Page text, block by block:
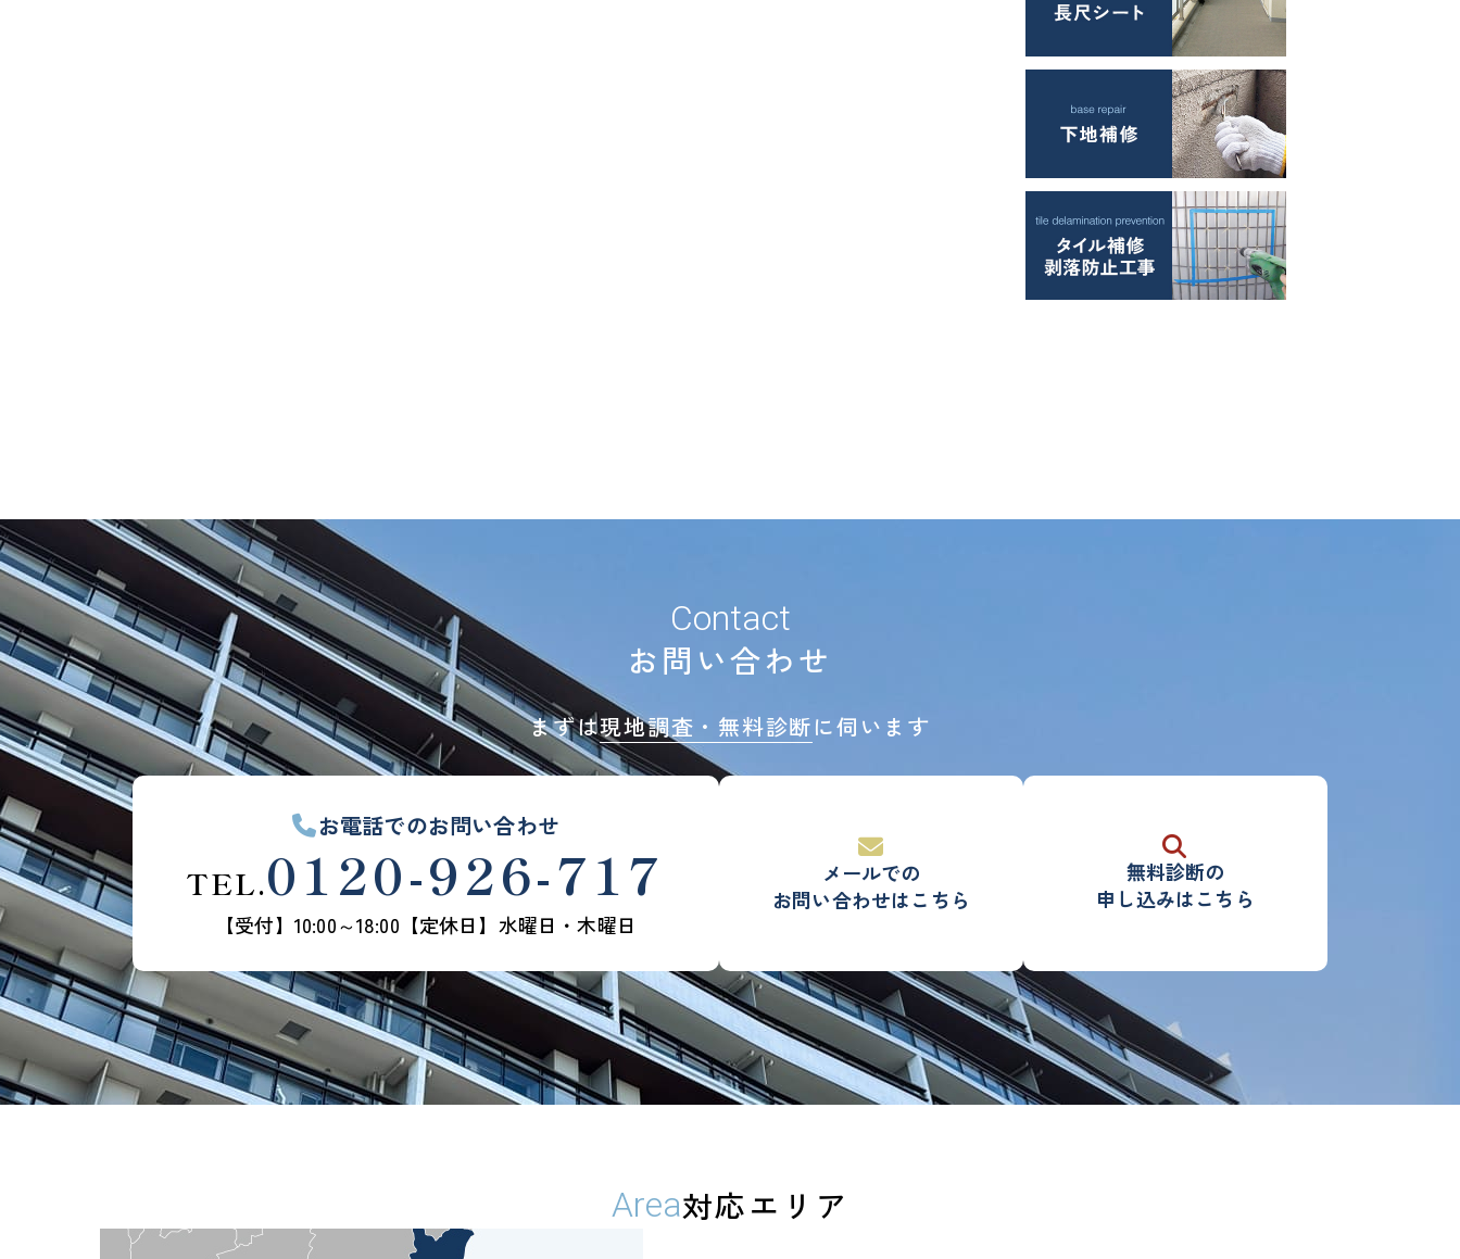
Contact
お問い合わせ
まずは現地調査・無料診断に伺います
お電話でのお問い合わせ
TEL.0120-926-717
【受付】10:00～18:00 【定休日】水曜日・木曜日
メールでの
お問い合わせはこちら
無料診断の
申し込みはこちら
Area対応エリア